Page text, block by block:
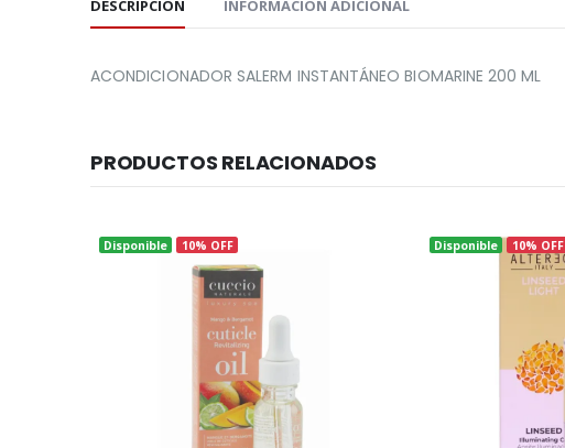
DESCRIPCIÓN INFORMACIÓN ADICIONAL
ACONDICIONADOR SALERM INSTANTÁNEO BIOMARINE 200 ML
PRODUCTOS RELACIONADOS
Disponible 10% OFF Disponible 10% OFF